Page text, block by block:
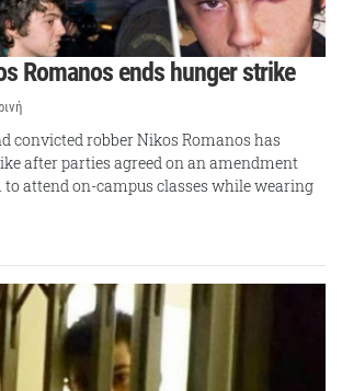
Romanos ends hunger strike
convicted robber Nikos Romanos has
after parties agreed on an amendment
attend on-campus classes while wearing